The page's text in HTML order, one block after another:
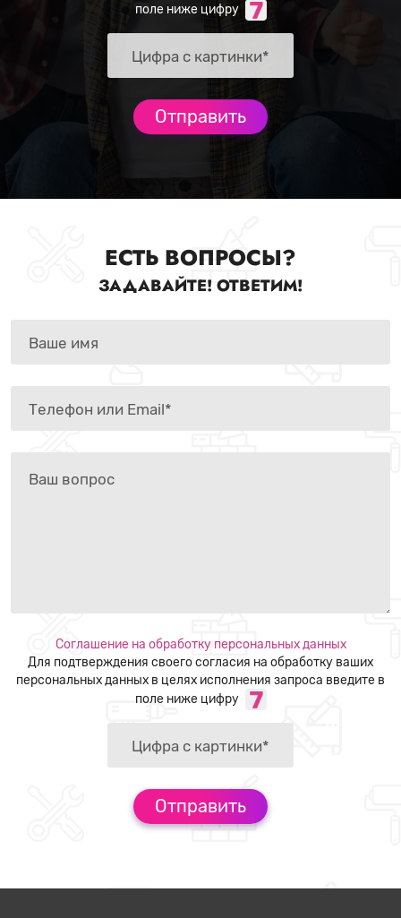
поле ниже цифру
ЕСТЬ ВОПРОСЫ?
ЗАДАВАЙТЕ! ОТВЕТИМ!
Соглашение на обработку персональных данных
Для подтверждения своего согласия на обработку ваших
персональных данных в целях исполнения запроса введите в
поле ниже цифру